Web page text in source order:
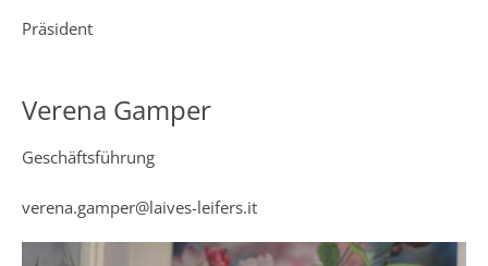
Präsident
Verena Gamper
Geschäftsführung
verena.gamper@laives-leifers.it